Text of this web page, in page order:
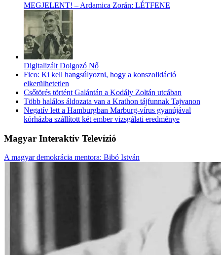
MEGJELENT! – Ardamica Zorán: LÉTFENE
Digitalizált Dolgozó Nő
Fico: Ki kell hangsúlyozni, hogy a konszolidáció
elkerülhetetlen
Csőtörés történt Galántán a Kodály Zoltán utcában
Több halálos áldozata van a Krathon tájfunnak Tajvanon
Negatív lett a Hamburgban Marburg-vírus gyanújával
kórházba szállított két ember vizsgálati eredménye
Magyar Interaktív Televízió
A magyar demokrácia mentora: Bibó István